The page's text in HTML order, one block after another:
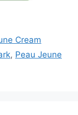
Cream
, Peau Jeune